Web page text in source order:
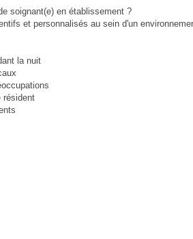
soignant(e) en établissement ?
et personnalisés au sein d'un
la nuit
résident